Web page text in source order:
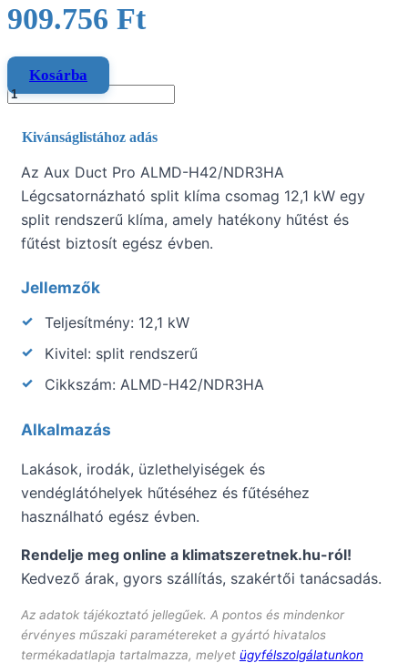
909.756 Ft
Kosárba
Kivánságlistához adás
Az Aux Duct Pro ALMD-H42/NDR3HA
Légcsatornázható split klíma csomag 12,1 kW egy
split rendszerű klíma, amely hatékony hűtést és
fűtést biztosít egész évben.
Jellemzők
Teljesítmény: 12,1 kW
Kivitel: split rendszerű
Cikkszám: ALMD-H42/NDR3HA
Alkalmazás
Lakások, irodák, üzlethelyiségek és
vendéglátóhelyek hűtéséhez és fűtéséhez
használható egész évben.
Rendelje meg online a klimatszeretnek.hu-ról!
Kedvező árak, gyors szállítás, szakértői tanácsadás.
Az adatok tájékoztató jellegűek. A pontos és mindenkor
érvényes műszaki paramétereket a gyártó hivatalos
termékadatlapja tartalmazza, melyet ügyfélszolgálatunkon